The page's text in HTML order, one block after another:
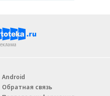
Android
Обратная связь